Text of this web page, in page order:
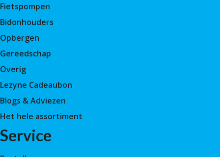
Fietspompen
Bidonhouders
Opbergen
Gereedschap
Overig
Lezyne Cadeaubon
Blogs & Adviezen
Het hele assortiment
Service